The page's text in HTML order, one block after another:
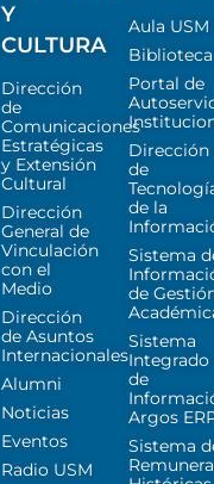
Y
CULTURA
Dirección
de
Comunicaciones
Estratégicas
y Extensión
Cultural
Dirección
General de
Vinculación
con el
Medio
Dirección
de Asuntos
Internacionales
Alumni
Noticias
Eventos
Radio USM
Aula USM
Biblioteca
Portal de
Dirección
de
de la
Sistema
de
Sistema
Integrado
de
Argos
Sistema